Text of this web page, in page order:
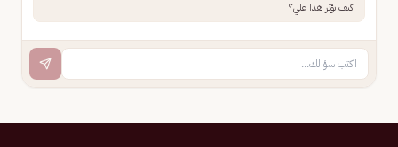
كيف يؤثر هذا علي؟